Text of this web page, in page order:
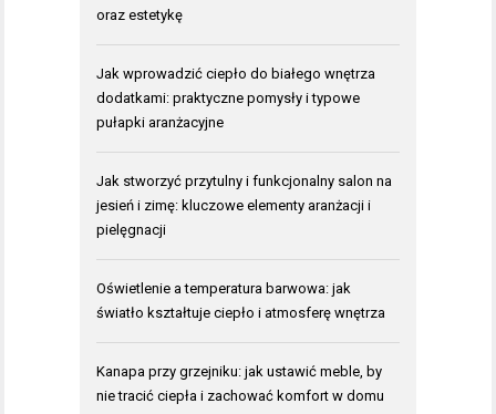
oraz estetykę
Jak wprowadzić ciepło do białego wnętrza
dodatkami: praktyczne pomysły i typowe
pułapki aranżacyjne
Jak stworzyć przytulny i funkcjonalny salon na
jesień i zimę: kluczowe elementy aranżacji i
pielęgnacji
Oświetlenie a temperatura barwowa: jak
światło kształtuje ciepło i atmosferę wnętrza
Kanapa przy grzejniku: jak ustawić meble, by
nie tracić ciepła i zachować komfort w domu